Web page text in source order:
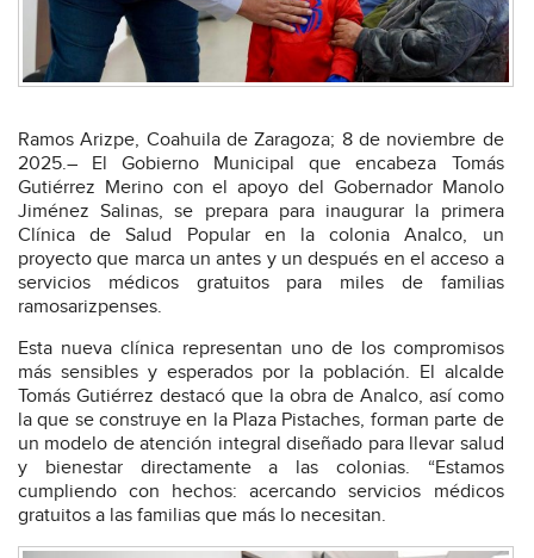
Ramos Arizpe, Coahuila de Zaragoza; 8 de noviembre de
2025.– El Gobierno Municipal que encabeza Tomás
Gutiérrez Merino con el apoyo del Gobernador Manolo
Jiménez Salinas, se prepara para inaugurar la primera
Clínica de Salud Popular en la colonia Analco, un
proyecto que marca un antes y un después en el acceso a
servicios médicos gratuitos para miles de familias
ramosarizpenses.
Esta nueva clínica representan uno de los compromisos
más sensibles y esperados por la población. El alcalde
Tomás Gutiérrez destacó que la obra de Analco, así como
la que se construye en la Plaza Pistaches, forman parte de
un modelo de atención integral diseñado para llevar salud
y bienestar directamente a las colonias. “Estamos
cumpliendo con hechos: acercando servicios médicos
gratuitos a las familias que más lo necesitan.